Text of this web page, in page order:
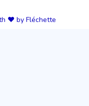
❤️ by Fléchette